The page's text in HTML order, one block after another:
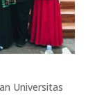
Universitas